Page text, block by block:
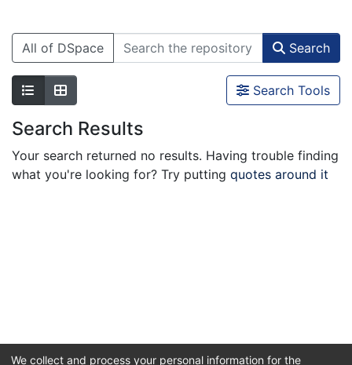
All of DSpace Search
Search Tools
Search Results
Your search returned no results. Having trouble finding
what you're looking for? Try putting quotes around it
We collect and process your personal information for the